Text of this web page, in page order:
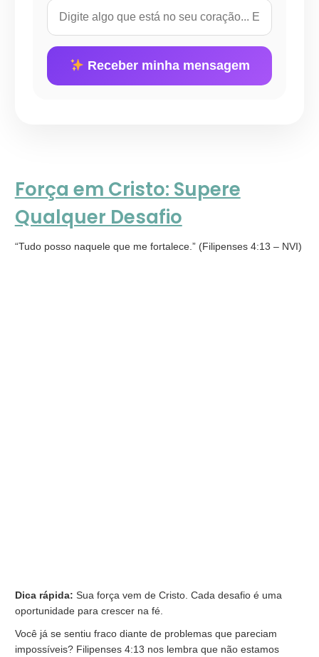
Receber minha mensagem
Força em Cristo: Supere
Qualquer Desafio
“Tudo posso naquele que me fortalece.” (Filipenses 4:13 – NVI)
Dica rápida: Sua força vem de Cristo. Cada desafio é uma
oportunidade para crescer na fé.
Você já se sentiu fraco diante de problemas que pareciam
impossíveis? Filipenses 4:13 nos lembra que não estamos